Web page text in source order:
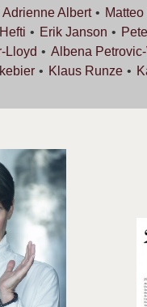
AdrienneAlbert Matteo
Hefti Erik Janson
Lloyd Albena
Klaus Runze